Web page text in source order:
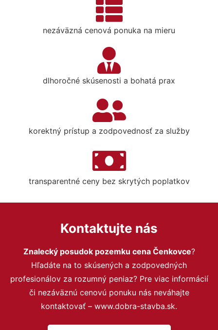
nezáväzná cenová ponuka na mieru
dlhoročné skúsenosti a bohatá prax
korektný prístup a zodpovednosť za služby
transparentné ceny bez skrytých poplatkov
Kontaktujte nás
Znalecký posudok pozemku cena Čenkovce?
Hľadáte na to skúsených a zodpovedných
profesionálov za rozumný peniaz? Pre viac informácií
či nezáväznú cenovú ponuku nás neváhajte
kontaktovať – www.dobra-stavba.sk.